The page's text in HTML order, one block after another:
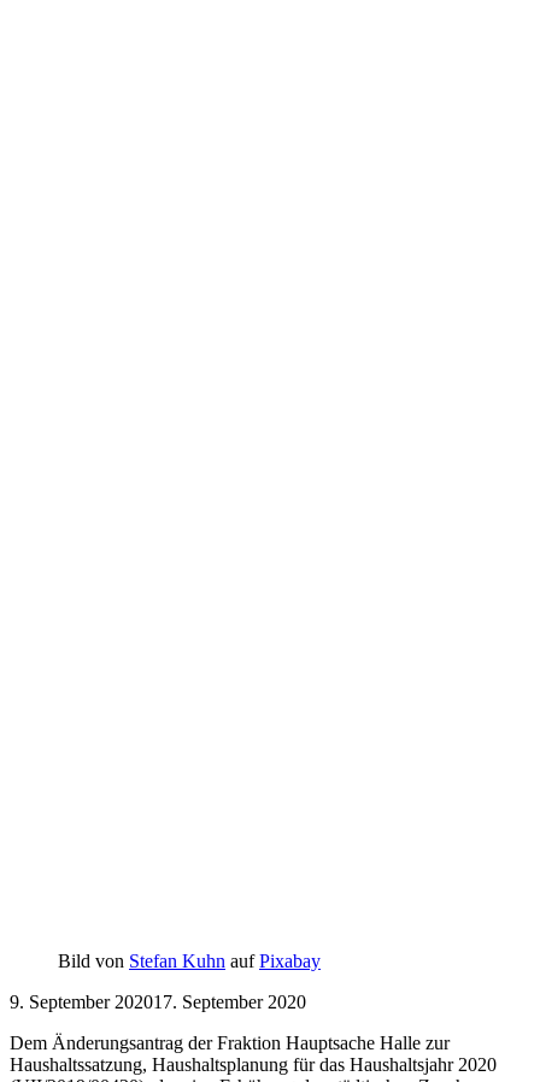
Bild von Stefan Kuhn aufPixabay
9. September 202017. September 2020
Dem Änderungsantrag der Fraktion Hauptsache Halle zur
Haushaltssatzung, Haushaltsplanung für das Haushaltsjahr 2020